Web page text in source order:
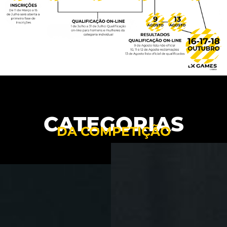
CATEGORIAS
DA COMPETIÇÃO